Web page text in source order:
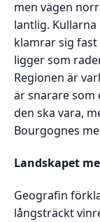
men vägen
lantlig. Kullarna
klamrar sig
ligger som
Regionen är
är snarare som
den ska vara,
Bourgognes
Landskapet
Geografin
långsträckt